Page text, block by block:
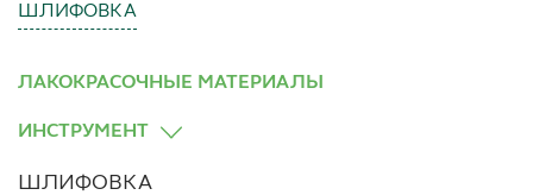
ШЛИФОВКА
ЛАКОКРАСОЧНЫЕ МАТЕРИАЛЫ
ИНСТРУМЕНТ
ШЛИФОВКА